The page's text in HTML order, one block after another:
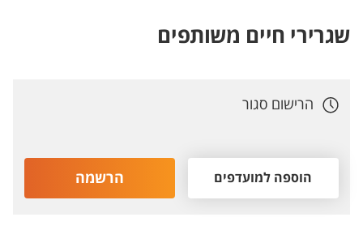
שגרירי חיים משותפים
הרישום סגור
הוספה למועדפים הרשמה